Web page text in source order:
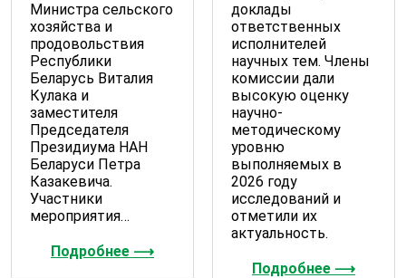
Министра сельского
хозяйства и
продовольствия
Республики
Беларусь Виталия
Кулака и
заместителя
Председателя
Президиума НАН
Беларуси Петра
Казакевича.
Участники
мероприятия…
Подробнее ⟶
доклады
ответственных
исполнителей
научных тем. Члены
комиссии дали
высокую оценку
научно-
методическому
уровню
выполняемых в
2026 году
исследований и
отметили их
актуальность.
Подробнее ⟶